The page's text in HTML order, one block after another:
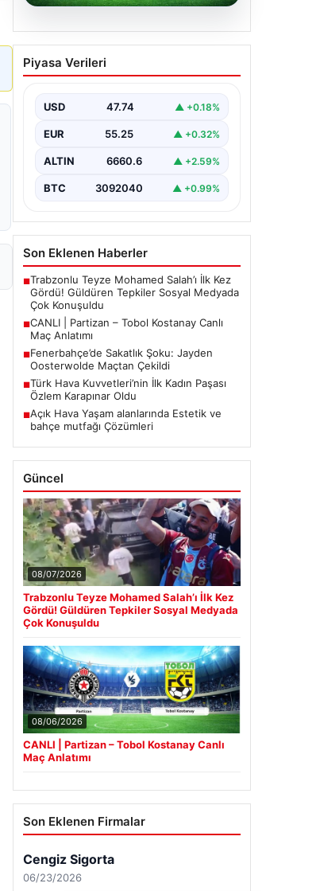
06.08.2026
CANLI | Partizan – Tobol
Kostanay Canlı Maç
Piyasa Verileri
USD 47.74 ▲ +0.18%
EUR 55.25 ▲ +0.32%
ALTIN 6660.6 ▲ +2.59%
BTC 3092040 ▲ +0.99%
Son Eklenen Haberler
■Trabzonlu Teyze Mohamed Salah’ı İlk Kez
Gördü! Güldüren Tepkiler Sosyal Medyada
Çok Konuşuldu
■CANLI | Partizan – Tobol Kostanay Canlı
Maç Anlatımı
■Fenerbahçe’de Sakatlık Şoku: Jayden
Oosterwolde Maçtan Çekildi
■Türk Hava Kuvvetleri’nin İlk Kadın Paşası
Özlem Karapınar Oldu
■Açık Hava Yaşam alanlarında Estetik ve
bahçe mutfağı Çözümleri
Güncel
08/07/2026
Trabzonlu Teyze Mohamed Salah’ı İlk Kez
Gördü! Güldüren Tepkiler Sosyal Medyada
Çok Konuşuldu
08/06/2026
CANLI | Partizan – Tobol Kostanay Canlı
Maç Anlatımı
Son Eklenen Firmalar
Cengiz Sigorta
06/23/2026